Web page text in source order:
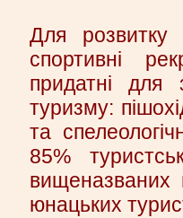
Для
спортивні
придатні для
туризму:
та
85%
вищеназваних
юнацьких